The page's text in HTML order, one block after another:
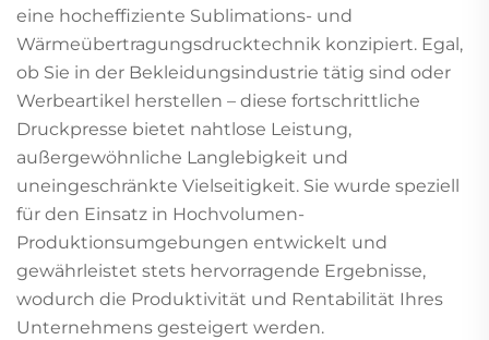
eine hocheffiziente Sublimations- und
Wärmeübertragungsdrucktechnik konzipiert. Egal,
ob Sie in der Bekleidungsindustrie tätig sind oder
Werbeartikel herstellen – diese fortschrittliche
Druckpresse bietet nahtlose Leistung,
außergewöhnliche Langlebigkeit und
uneingeschränkte Vielseitigkeit. Sie wurde speziell
für den Einsatz in Hochvolumen-
Produktionsumgebungen entwickelt und
gewährleistet stets hervorragende Ergebnisse,
wodurch die Produktivität und Rentabilität Ihres
Unternehmens gesteigert werden.